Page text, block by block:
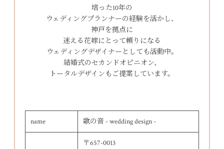
培った10年の
ウェディングプランナーの経験を活かし、
神戸を拠点に
迷える花嫁にとって頼りになる
ウェディングデザイナーとしても活動中。
結婚式のセカンドオピニオン、
トータルデザインもご提案しています。
name 歌の音 - wedding design -
〒657-0013